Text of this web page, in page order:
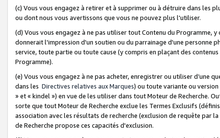
(c) Vous vous engagez à retirer et à supprimer ou à détruire dans les
ou dont nous vous avertissons que vous ne pouvez plus l'utiliser.
(d) Vous vous engagez à ne pas utiliser tout Contenu du Programme,
donnerait l'impression d'un soutien ou du parrainage d'une personne
service, toute partie ou toute cause (y compris en plaçant des
Programme).
(e) Vous vous engagez à ne pas acheter, enregistrer ou utiliser d’une
dans les Directives relatives aux Marques) ou toute variante ou
» et « kindel ») en vue de les utiliser dans tout Moteur de Recherche.
sorte que tout Moteur de Recherche exclue les Termes Exclusifs
association avec les résultats de recherche (exclusion de requête
de Recherche propose ces capacités d'exclusion.